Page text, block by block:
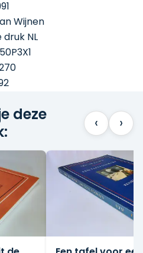
Wijnen
druk NL
deze
‹ ›